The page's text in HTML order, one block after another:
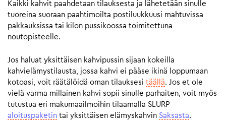
Kaikki kahvit paahdetaan tilauksesta ja lähetetään sinulle
tuoreina suoraan paahtimoilta postiluukkuusi mahtuvissa
pakkauksissa tai kilon pussikoossa toimitettuna
noutopisteelle.
Jos haluat yksittäisen kahvipussin sijaan kokeilla
kahvielämystilausta, jossa kahvi ei pääse ikinä loppumaan
kotoasi, voit räätälöidä oman tilauksesi täällä. Jos et ole
vielä varma millainen kahvi sopii sinulle parhaiten, voit myös
tutustua eri makumaailmoihin tilaamalla SLURP
aloituspaketin tai yksittäisen elämyskahvin Saksasta.